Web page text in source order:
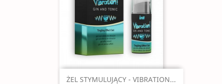
Szybki podgląd
ŻEL STYMULUJĄCY - VIBRATION...